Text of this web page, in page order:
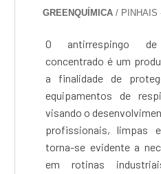
GREENQUÍMICA / PINHAIS
O antirrespingo
concentrado é um
a finalidade de
equipamentos de
visando o
profissionais, limpas
torna-se evidente a
em rotinas